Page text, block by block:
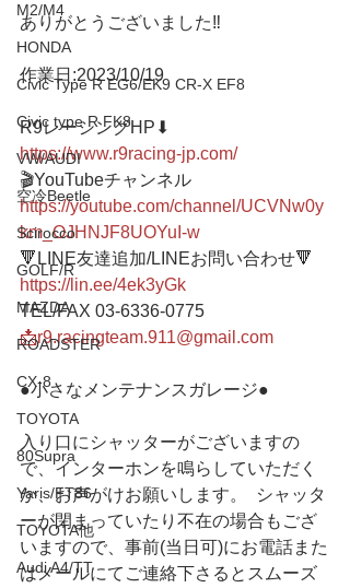
M2/M4
HONDA
Civic Type R EG6/EK9 CR-X EF8
Civic type R FK8
VW/AUDI
空冷Beetle
Scirocco
GOLF/R
MAZDA
ROADSTER
CX-8
TOYOTA
80Supra
Yaris/FT86
TOYOTA他
Audi A4/TT
ありがとうございました‼️
作業日:2023/10/19
R9レーシングHP⬇︎
https://www.r9racing-jp.com/
🎬YouTubeチャンネル
https://youtube.com/channel/UCVNw0y
km_OJHNJF8UOYuI-w
🔻LINE友達追加/LINEお問い合わせ🔻
https://lin.ee/4ek3yGk
TEL/FAX 03-6336-0775
📩r9.racingteam.911@gmail.com
●小さなメンテナンスガレージ●
入り口にシャッターがございますの
で、インターホンを鳴らしていただく
か、お声がけお願いします。  シャッタ
ーが閉まっていたり不在の場合もござ
いますので、事前(当日可)にお電話また
はメールにてご連絡下さるとスムーズ